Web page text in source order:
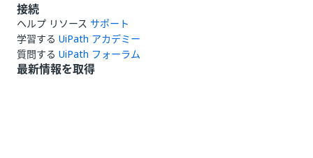
接続
ヘルプ リソース サポート
学習する UiPath アカデミー
質問する UiPath フォーラム
最新情報を取得